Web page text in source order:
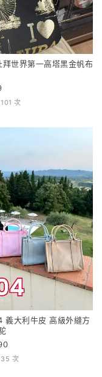
世界第一高塔黑金帆布
次
義大利牛皮 高級外縫方
次